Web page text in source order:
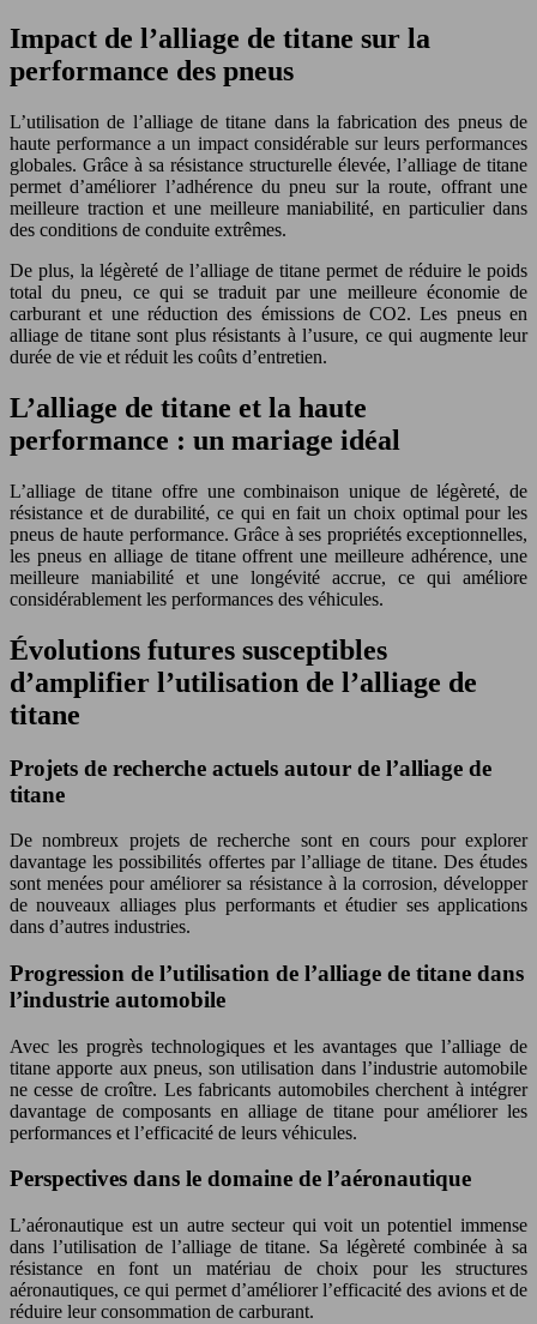
Impact de l’alliage de titane sur la
performance des pneus
L’utilisation de l’alliage de titane dans la fabrication des pneus de
haute performance a un impact considérable sur leurs performances
globales. Grâce à sa résistance structurelle élevée, l’alliage de titane
permet d’améliorer l’adhérence du pneu sur la route, offrant une
meilleure traction et une meilleure maniabilité, en particulier dans
des conditions de conduite extrêmes.
De plus, la légèreté de l’alliage de titane permet de réduire le poids
total du pneu, ce qui se traduit par une meilleure économie de
carburant et une réduction des émissions de CO2. Les pneus en
alliage de titane sont plus résistants à l’usure, ce qui augmente leur
durée de vie et réduit les coûts d’entretien.
L’alliage de titane et la haute
performance : un mariage idéal
L’alliage de titane offre une combinaison unique de légèreté, de
résistance et de durabilité, ce qui en fait un choix optimal pour les
pneus de haute performance. Grâce à ses propriétés exceptionnelles,
les pneus en alliage de titane offrent une meilleure adhérence, une
meilleure maniabilité et une longévité accrue, ce qui améliore
considérablement les performances des véhicules.
Évolutions futures susceptibles
d’amplifier l’utilisation de l’alliage de
titane
Projets de recherche actuels autour de l’alliage de
titane
De nombreux projets de recherche sont en cours pour explorer
davantage les possibilités offertes par l’alliage de titane. Des études
sont menées pour améliorer sa résistance à la corrosion, développer
de nouveaux alliages plus performants et étudier ses applications
dans d’autres industries.
Progression de l’utilisation de l’alliage de titane dans
l’industrie automobile
Avec les progrès technologiques et les avantages que l’alliage de
titane apporte aux pneus, son utilisation dans l’industrie automobile
ne cesse de croître. Les fabricants automobiles cherchent à intégrer
davantage de composants en alliage de titane pour améliorer les
performances et l’efficacité de leurs véhicules.
Perspectives dans le domaine de l’aéronautique
L’aéronautique est un autre secteur qui voit un potentiel immense
dans l’utilisation de l’alliage de titane. Sa légèreté combinée à sa
résistance en font un matériau de choix pour les structures
aéronautiques, ce qui permet d’améliorer l’efficacité des avions et de
réduire leur consommation de carburant.